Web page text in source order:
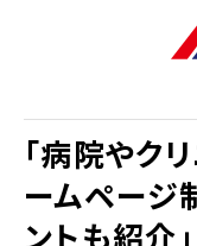
「病院やク
ームページ
ントも紹介